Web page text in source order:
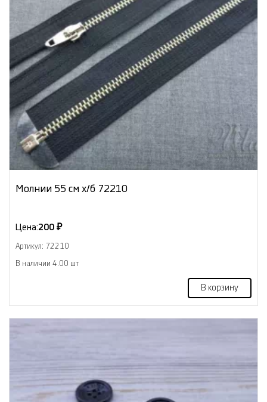
Молнии 55 см х/б 72210
Цена:200 ₽
Артикул: 72210
В наличии 4.00 шт
В корзину